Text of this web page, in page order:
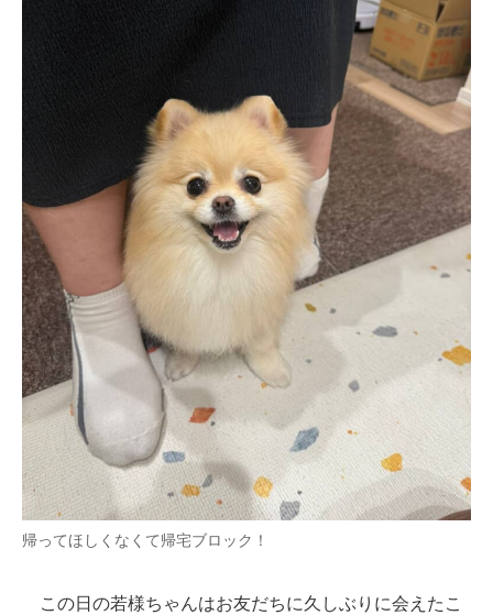
帰ってほしくなくて帰宅ブロック！
この日の若様ちゃんはお友だちに久しぶりに会えたこ